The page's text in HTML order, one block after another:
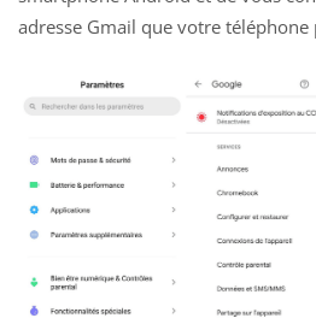
adresse Gmail que votre téléphone